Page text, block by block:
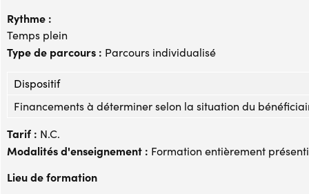
Rythme :
Temps plein
Type de parcours : Parcours individualisé
Dispositif
Financements à déterminer selon la situation du
Tarif : N.C.
Modalités d'enseignement : Formation entièrement
Lieu de formation